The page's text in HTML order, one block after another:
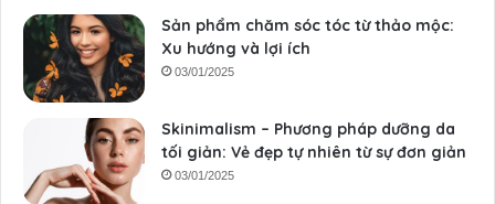
Sản phẩm chăm sóc tóc từ thảo mộc:
Xu hướng và lợi ích
03/01/2025
Skinimalism – Phương pháp dưỡng da
tối giản: Vẻ đẹp tự nhiên từ sự đơn giản
03/01/2025